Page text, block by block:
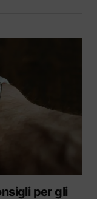
per gli